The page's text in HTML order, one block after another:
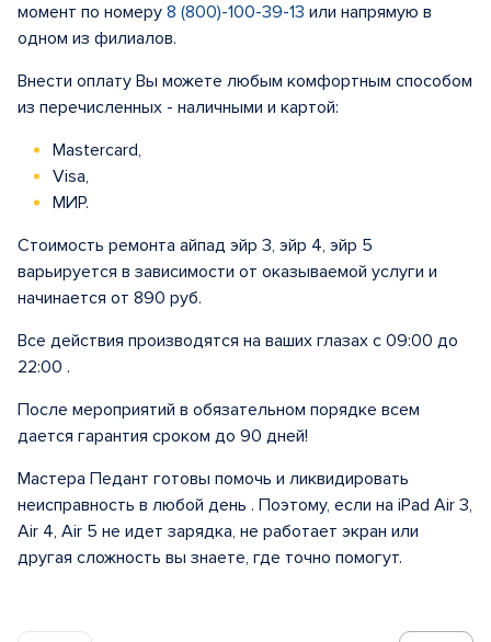
момент по номеру 8 (800)-100-39-13 или напрямую в
одном из филиалов.
Внести оплату Вы можете любым комфортным способом
из перечисленных - наличными и картой:
Mastercard,
Visa,
МИР.
Стоимость ремонта айпад эйр 3, эйр 4, эйр 5
варьируется в зависимости от оказываемой услуги и
начинается от 890 руб.
Все действия производятся на ваших глазах с 09:00 до
22:00 .
После мероприятий в обязательном порядке всем
дается гарантия сроком до 90 дней!
Мастера Педант готовы помочь и ликвидировать
неисправность в любой день . Поэтому, если на iPad Air 3,
Air 4, Air 5 не идет зарядка, не работает экран или
другая сложность вы знаете, где точно помогут.